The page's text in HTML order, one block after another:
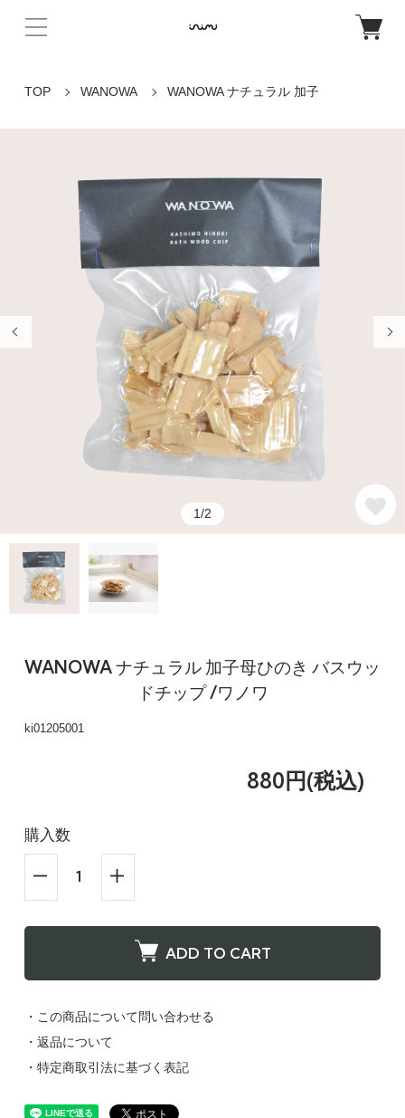
TOP WANOWA WANOWA ナチュラル 加子
1/2
WANOWA ナチュラル 加子母ひのき バスウッ
ドチップ /ワノワ
ki01205001
880円(税込)
購入数
ADD TO CART
・この商品について問い合わせる
・返品について
・特定商取引法に基づく表記